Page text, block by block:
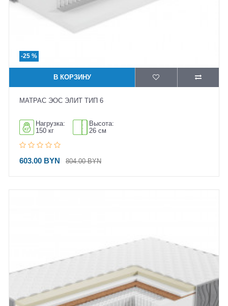
-25 %
В КОРЗИНУ
МАТРАС ЭОС ЭЛИТ ТИП 6
Нагрузка:
150 кг
Высота:
26 см
603.00 BYN 804.00 BYN